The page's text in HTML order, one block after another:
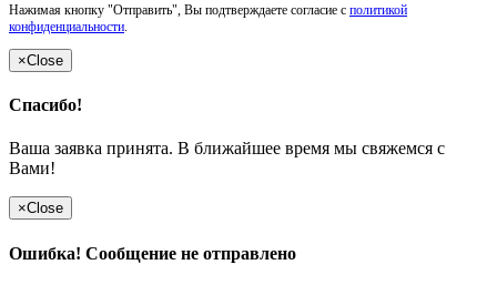
Нажимая кнопку "Отправить", Вы подтверждаете согласие с политикой
конфиденциальности.
×Close
Спасибо!
Ваша заявка принята. В ближайшее время мы свяжемся с
Вами!
×Close
Ошибка! Сообщение не отправлено